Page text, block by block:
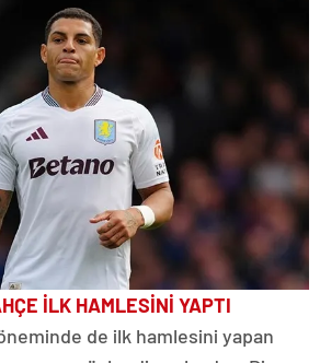
İLK HAMLESİNİ YAPTI
de ilk hamlesini yapan